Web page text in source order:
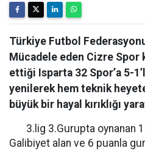
Türkiye Futbol
Mücadele eden Cizre Spor
ettiği Isparta 32 Spor’a 5-
yenilerek hem teknik
büyük bir hayal kırıklığı
3.lig 3.Gurupta oynanan
Galibiyet alan ve 6 puanla